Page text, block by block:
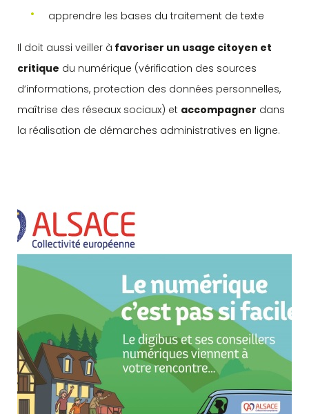
apprendre les bases du traitement de texte
Il doit aussi veiller à favoriser un usage citoyen et
critique du numérique (vérification des sources
d’informations, protection des données personnelles,
maîtrise des réseaux sociaux) et accompagner dans
la réalisation de démarches administratives en ligne.